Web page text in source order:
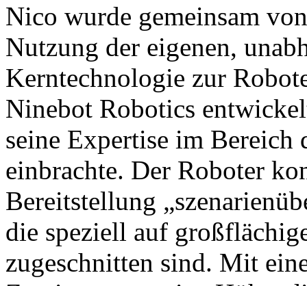
Nico wurde gemeinsam
Nutzung der eigenen,
Kerntechnologie zur
Ninebot Robotics
seine Expertise im
einbrachte. Der Roboter
Bereitstellung
die speziell auf
zugeschnitten sind. Mit